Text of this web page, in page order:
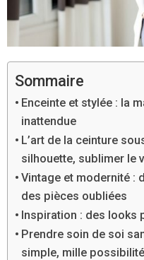
Sommaire
Enceinte et stylée : la
inattendue
L’art de la ceinture
silhouette, sublimer le
Vintage et modernité :
des pièces oubliées
Inspiration : des looks
Prendre soin de soi
simple, mille